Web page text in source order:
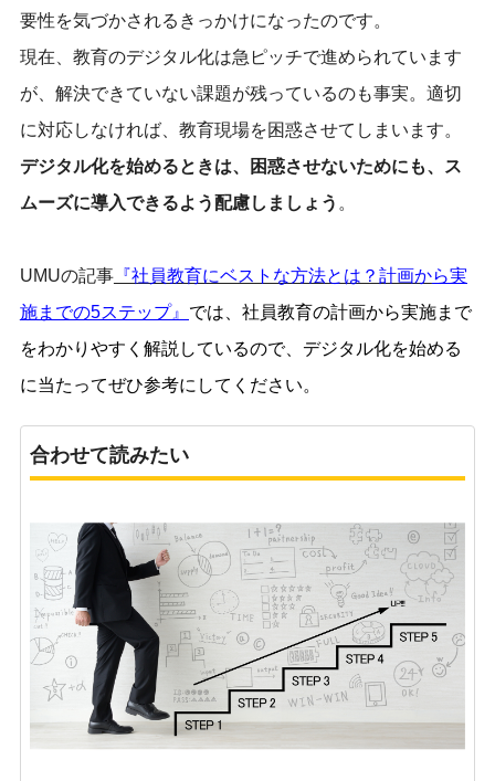
要性を気づかされるきっかけになったのです。
現在、教育のデジタル化は急ピッチで進められています
が、解決できていない課題が残っているのも事実。適切
に対応しなければ、教育現場を困惑させてしまいます。
デジタル化を始めるときは、困惑させないためにも、ス
ムーズに導入できるよう配慮しましょう 。
UMUの記事『社員教育にベストな方法とは？計画から実
施までの5ステップ』 では、 社員教育の計画から実施まで
をわかりやすく解説しているので、デジタル化を始める
に当たってぜひ参考にしてください。
合わせて読みたい